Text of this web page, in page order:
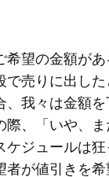
望の金額があ
で売りに出し
、我々は金額
際、「いや、
ケジュールは
者が値引きを